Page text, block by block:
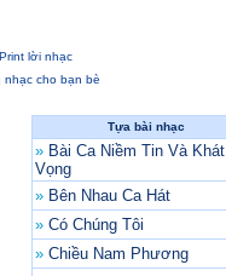
Print lời nhạc
nhạc cho bạn bè
Tựa bài nhạc
» Bài Ca Niềm Tin Và Khát
Vọng
» Bên Nhau Ca Hát
» Có Chúng Tôi
» Chiều Nam Phương